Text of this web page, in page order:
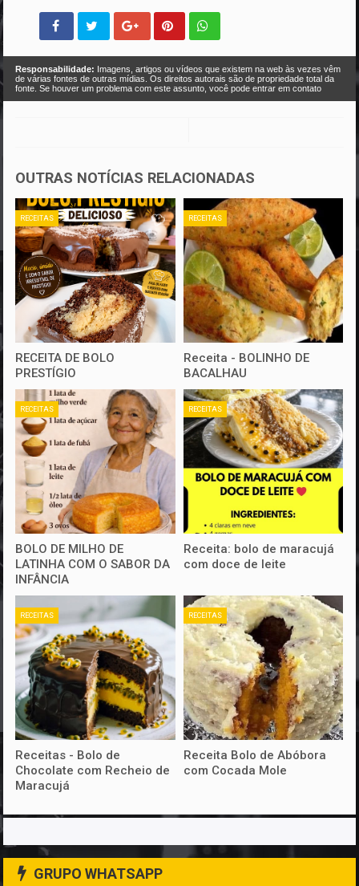
Responsabilidade: Imagens, artigos ou vídeos que existem na web às vezes vêm
de várias fontes de outras mídias. Os direitos autorais são de propriedade total da
fonte. Se houver um problema com este assunto, você pode entrar em contato
OUTRAS NOTÍCIAS RELACIONADAS
RECEITAS
RECEITA DE BOLO
PRESTÍGIO
RECEITAS
Receita - BOLINHO DE
BACALHAU
RECEITAS
BOLO DE MILHO DE
LATINHA COM O SABOR DA
INFÂNCIA
RECEITAS
Receita: bolo de maracujá
com doce de leite
RECEITAS
Receitas - Bolo de
Chocolate com Recheio de
Maracujá
RECEITAS
Receita Bolo de Abóbora
com Cocada Mole
GRUPO WHATSAPP